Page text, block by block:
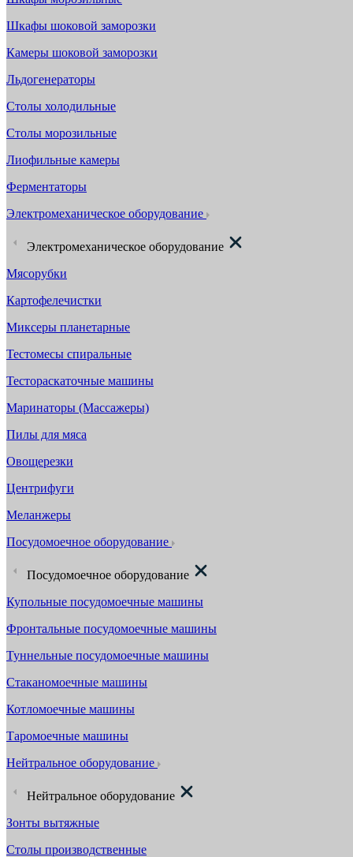
Шкафы шоковой заморозки
Камеры шоковой заморозки
Льдогенераторы
Столы холодильные
Столы морозильные
Лиофильные камеры
Ферментаторы
Электромеханическое оборудование
Электромеханическое оборудование
Мясорубки
Картофелечистки
Миксеры планетарные
Тестомесы спиральные
Тестораскаточные машины
Маринаторы (Массажеры)
Пилы для мяса
Овощерезки
Центрифуги
Меланжеры
Посудомоечное оборудование
Посудомоечное оборудование
Купольные посудомоечные машины
Фронтальные посудомоечные машины
Туннельные посудомоечные машины
Стаканомоечные машины
Котломоечные машины
Таромоечные машины
Нейтральное оборудование
Нейтральное оборудование
Зонты вытяжные
Столы производственные